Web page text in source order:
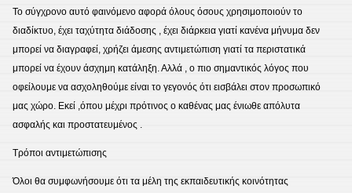
Το σύγχρονο αυτό φαινόμενο αφορά όλους όσους χρησιμοποιούν το
διαδίκτυο, έχει ταχύτητα διάδοσης , έχει διάρκεια γιατί κανένα μήνυμα δεν
μπορεί να διαγραφεί, χρήζει άμεσης αντιμετώπιση γιατί τα περιστατικά
μπορεί να έχουν άσχημη κατάληξη. Αλλά , ο πιο σημαντικός λόγος που
οφείλουμε να ασχοληθούμε είναι το γεγονός ότι εισβάλει στον προσωπικό
μας χώρο. Εκεί ,όπου μέχρι πρότινος ο καθένας μας ένιωθε απόλυτα
ασφαλής και προστατευμένος .
Τρόποι αντιμετώπισης
Όλοι θα συμφωνήσουμε ότι τα μέλη της εκπαιδευτικής κοινότητας